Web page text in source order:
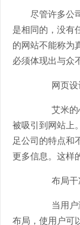
尽管许多公
是相同的，没有
的网站不能称为
必须体现出与众
网页
艾米
被吸引到网站上
足公司的特点和
更多信息。这样
布局
当用
布局，使用户可